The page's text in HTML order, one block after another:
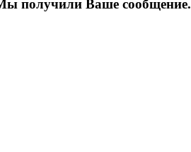
получили Ваше сообщение.